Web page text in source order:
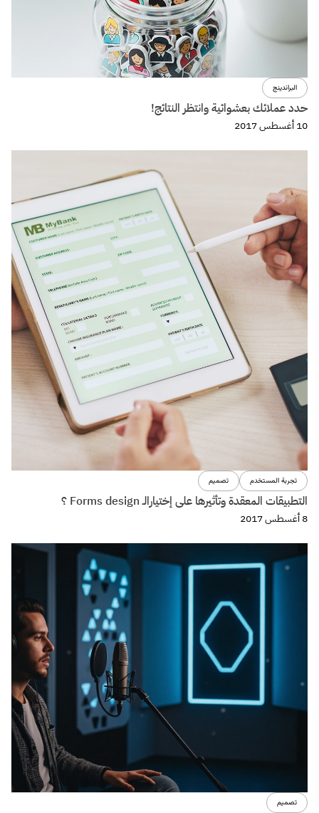
البراندينج
حدد عملائك بعشوائية وانتظر النتائج!
10 أغسطس 2017
تجربة المستخدم تصميم
التطبيقات المعقدة وتأثيرها على إختيارالـ Forms design ؟
8 أغسطس 2017
تصميم